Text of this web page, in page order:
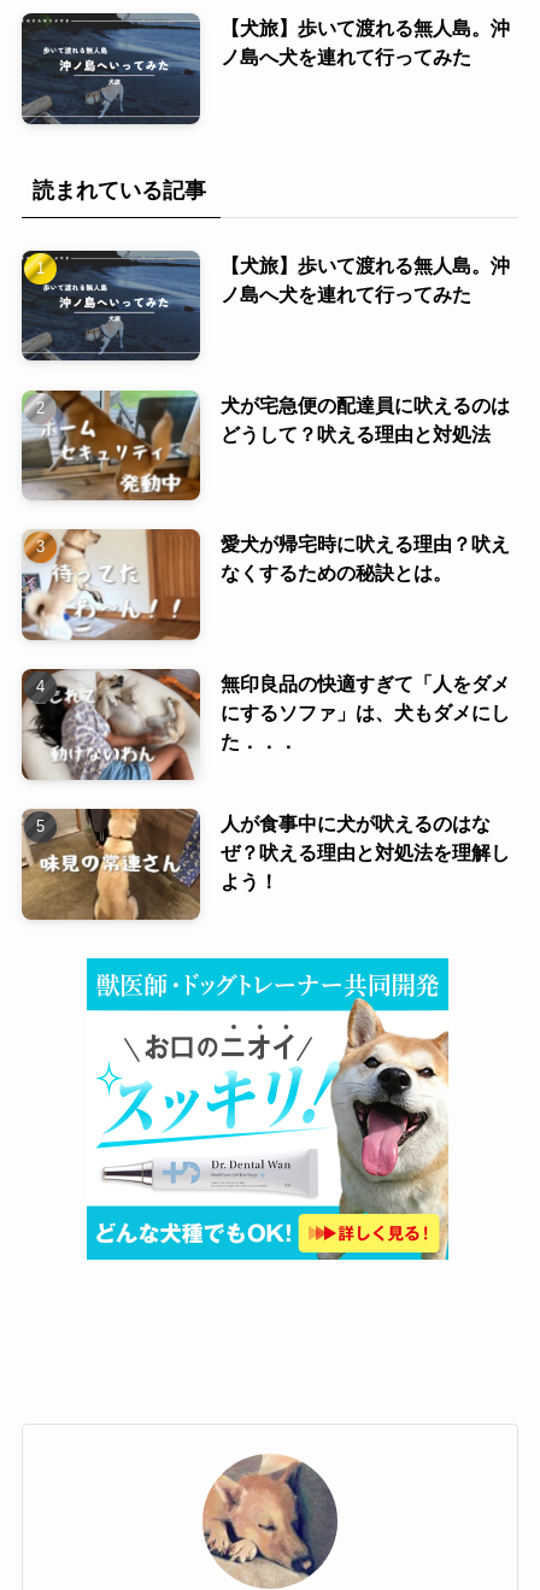
【犬旅】歩いて渡れる無人島。沖
ノ島へ犬を連れて行ってみた
読まれている記事
【犬旅】歩いて渡れる無人島。沖
ノ島へ犬を連れて行ってみた
犬が宅急便の配達員に吠えるのは
どうして？吠える理由と対処法
愛犬が帰宅時に吠える理由？吠え
なくするための秘訣とは。
無印良品の快適すぎて「人をダメ
にするソファ」は、犬もダメにし
た．．．
人が食事中に犬が吠えるのはな
ぜ？吠える理由と対処法を理解し
よう！